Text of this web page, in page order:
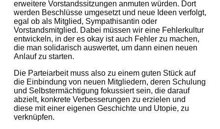
erweitere Vorstandssitzungen anmuten würden. Dort
werden Beschlüsse umgesetzt und neue Ideen verfolgt,
egal ob als Mitglied, Sympathisantin oder
Vorstandsmitglied. Dabei müssen wir eine Fehlerkultur
entwickeln, in der es okay ist auch Fehler zu machen,
die man solidarisch auswertet, um dann einen neuen
Anlauf zu starten.
Die Parteiarbeit muss also zu einem guten Stück auf
die Einbindung von neuen Mitgliedern, deren Schulung
und Selbstermächtigung fokussiert sein, die darauf
abzielt, konkrete Verbesserungen zu erzielen und
diese mit einer eigenen Geschichte und Utopie, zu
verknüpfen.